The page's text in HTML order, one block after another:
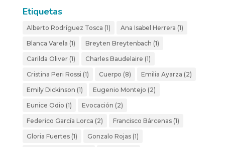
Etiquetas
Alberto Rodríguez Tosca (1) Ana Isabel Herrera (1)
Blanca Varela (1) Breyten Breytenbach (1)
Carilda Oliver(1) Charles Baudelaire (1)
Cristina Peri Rossi (1) Cuerpo (8) Emilia Ayarza (2)
Emily Dickinson (1) Eugenio Montejo (2)
Eunice Odio (1) Evocación (2)
Federico García Lorca (2) Francisco Bárcenas(1)
Gloria Fuertes(1) Gonzalo Rojas(1)